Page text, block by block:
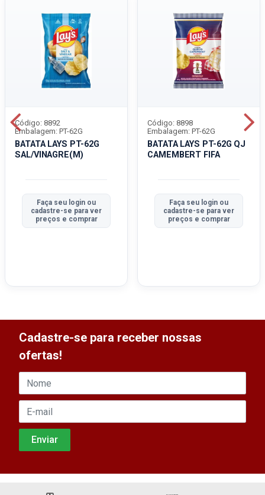
BATATA LAYS PT-62G
SAL/VINAGRE(M)
Código: 8892
Embalagem: PT-62G
Faça seu login ou
cadastre-se para ver
preços e comprar
BATATA LAYS PT-62G QJ
CAMEMBERT FIFA
Código: 8898
Embalagem: PT-62G
Faça seu login ou
cadastre-se para ver
preços e comprar
Cadastre-se para receber nossas
ofertas!